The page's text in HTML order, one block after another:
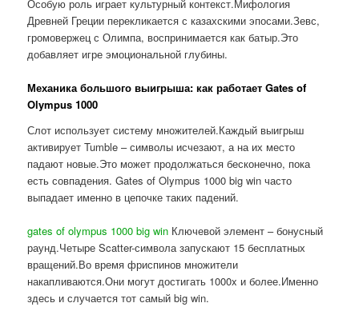
Особую роль играет культурный контекст.Мифология
Древней Греции перекликается с казахскими эпосами.Зевс,
громовержец с Олимпа, воспринимается как батыр.Это
добавляет игре эмоциональной глубины.
Механика большого выигрыша: как работает Gates of
Olympus 1000
Слот использует систему множителей.Каждый выигрыш
активирует Tumble – символы исчезают, а на их место
падают новые.Это может продолжаться бесконечно, пока
есть совпадения. Gates of Olympus 1000 big win часто
выпадает именно в цепочке таких падений.
gates of olympus 1000 big win Ключевой элемент – бонусный
раунд.Четыре Scatter-символа запускают 15 бесплатных
вращений.Во время фриспинов множители
накапливаются.Они могут достигать 1000x и более.Именно
здесь и случается тот самый big win.